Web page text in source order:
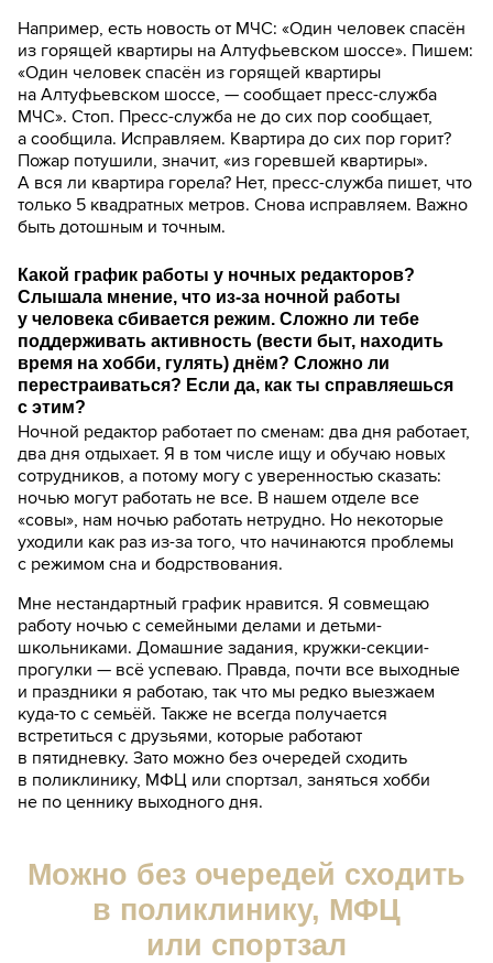
Например, есть новость от МЧС: «Один человек спасён
из горящей квартиры на Алтуфьевском шоссе». Пишем:
«Один человек спасён из горящей квартиры
на Алтуфьевском шоссе, — сообщает пресс-служба
МЧС». Стоп. Пресс-служба не до сих пор сообщает,
а сообщила. Исправляем. Квартира до сих пор горит?
Пожар потушили, значит, «из горевшей квартиры».
А вся ли квартира горела? Нет, пресс-служба пишет, что
только 5 квадратных метров. Снова исправляем. Важно
быть дотошным и точным.
Какой график работы у ночных редакторов?
Слышала мнение, что из-за ночной работы
у человека сбивается режим. Сложно ли тебе
поддерживать активность (вести быт, находить
время на хобби, гулять) днём? Сложно ли
перестраиваться? Если да, как ты справляешься
с этим?
Ночной редактор работает по сменам: два дня работает,
два дня отдыхает. Я в том числе ищу и обучаю новых
сотрудников, а потому могу с уверенностью сказать:
ночью могут работать не все. В нашем отделе все
«совы», нам ночью работать нетрудно. Но некоторые
уходили как раз из-за того, что начинаются проблемы
с режимом сна и бодрствования.
Мне нестандартный график нравится. Я совмещаю
работу ночью с семейными делами и детьми-
школьниками. Домашние задания, кружки-секции-
прогулки — всё успеваю. Правда, почти все выходные
и праздники я работаю, так что мы редко выезжаем
куда-то с семьёй. Также не всегда получается
встретиться с друзьями, которые работают
в пятидневку. Зато можно без очередей сходить
в поликлинику, МФЦ или спортзал, заняться хобби
не по ценнику выходного дня.
Можно без очередей сходить
в поликлинику, МФЦ
или спортзал